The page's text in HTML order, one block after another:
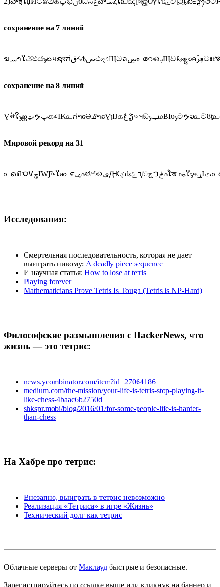
сохранение на 7 линий
сохранение на 8 линий
Мировой рекорд на 31
Исследования:
Смертельная последовательность, которая не дает
выиграть никому: A deadly piece sequence
И научная статья: How to lose at tetris
Playing forever
Mathematicians Prove Tetris Is Tough (Tetris is NP-Hard)
Философские размышления с HackerNews, что
жизнь — это тетрис:
news.ycombinator.com/item?id=27064186
medium.com/the-mission/your-life-is-tetris-stop-playing-it-
like-chess-4baac6b2750d
shkspr.mobi/blog/2016/01/for-some-people-life-is-harder-
than-chess
На Хабре про тетрис:
Внезапно, выиграть в тетрис невозможно
Реализация «Тетриса» в игре «Жизнь»
Технический долг как тетрис
Облачные серверы от Маклауд быстрые и безопасные.
Зарегистрируйтесь по ссылке выше или кликнув на баннер и